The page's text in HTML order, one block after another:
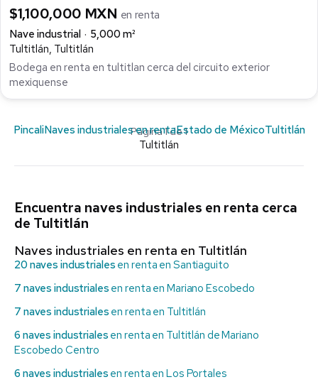
$1,100,000 MXN en renta
Nave industrial
5,000 m²
Tultitlán, Tultitlán
Bodega en renta en tultitlan cerca del circuito exterior
mexiquense
Página 1 de 1
PincaliNaves industriales en rentaEstado de MéxicoTultitlán
Tultitlán
Encuentra naves industriales en renta cerca
de Tultitlán
Naves industriales en renta en Tultitlán
20 naves industriales en renta en Santiaguito
7 naves industriales en renta en Mariano Escobedo
7 naves industriales en renta en Tultitlán
6 naves industriales en renta en Tultitlán de Mariano
Escobedo Centro
6 naves industriales en renta en Los Portales